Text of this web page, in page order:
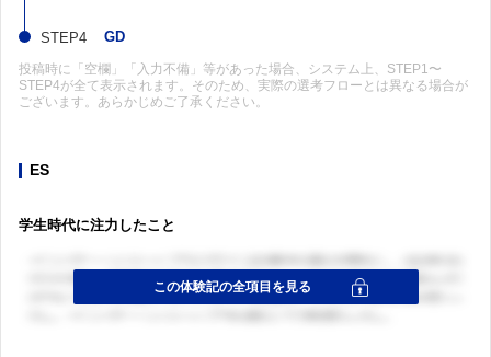
GD
投稿時に「空欄」「入力不備」等があった場合、システム上、STEP1〜
STEP4が全て表示されます。そのため、実際の選考フローとは異なる場合が
ございます。あらかじめご了承ください。
ES
学生時代に注力したこと